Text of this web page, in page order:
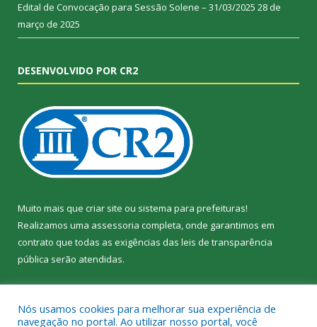
Edital de Convocação para Sessão Solene – 31/03/2025 28 de
março de 2025
DESENVOLVIDO POR CR2
Muito mais que criar site ou sistema para prefeituras!
Realizamos uma assessoria completa, onde garantimos em
contrato que todas as exigências das leis de transparência
pública serão atendidas.
Nós usamos cookies para melhorar sua experiência de
navegação no portal. Ao utilizar nosso portal, você